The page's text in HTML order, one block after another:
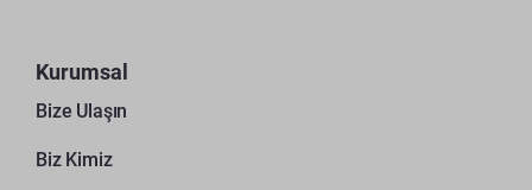
Kurumsal
Bize Ulaşın
Biz Kimiz